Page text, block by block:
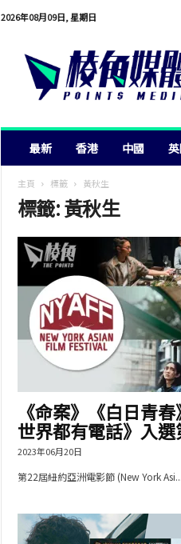
2026年08月09日, 星期日
最新 香港 中國
主頁 標籤 黃秋生
標籤: 黃秋生
《命案》《白日青
世界都有電話》入
2023年06月20日
第22屆紐約亞洲電影節 (New York Asi...